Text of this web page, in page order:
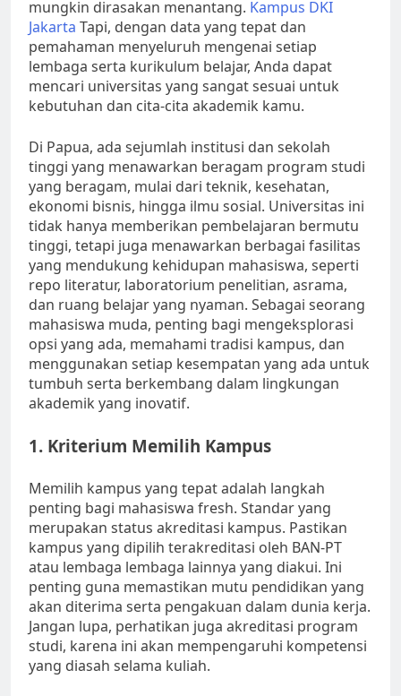
mungkin dirasakan menantang. Kampus DKI
Jakarta Tapi, dengan data yang tepat dan
pemahaman menyeluruh mengenai setiap
lembaga serta kurikulum belajar, Anda dapat
mencari universitas yang sangat sesuai untuk
kebutuhan dan cita-cita akademik kamu.
Di Papua, ada sejumlah institusi dan sekolah
tinggi yang menawarkan beragam program studi
yang beragam, mulai dari teknik, kesehatan,
ekonomi bisnis, hingga ilmu sosial. Universitas ini
tidak hanya memberikan pembelajaran bermutu
tinggi, tetapi juga menawarkan berbagai fasilitas
yang mendukung kehidupan mahasiswa, seperti
repo literatur, laboratorium penelitian, asrama,
dan ruang belajar yang nyaman. Sebagai seorang
mahasiswa muda, penting bagi mengeksplorasi
opsi yang ada, memahami tradisi kampus, dan
menggunakan setiap kesempatan yang ada untuk
tumbuh serta berkembang dalam lingkungan
akademik yang inovatif.
1. Kriterium Memilih Kampus
Memilih kampus yang tepat adalah langkah
penting bagi mahasiswa fresh. Standar yang
merupakan status akreditasi kampus. Pastikan
kampus yang dipilih terakreditasi oleh BAN-PT
atau lembaga lembaga lainnya yang diakui. Ini
penting guna memastikan mutu pendidikan yang
akan diterima serta pengakuan dalam dunia kerja.
Jangan lupa, perhatikan juga akreditasi program
studi, karena ini akan mempengaruhi kompetensi
yang diasah selama kuliah.